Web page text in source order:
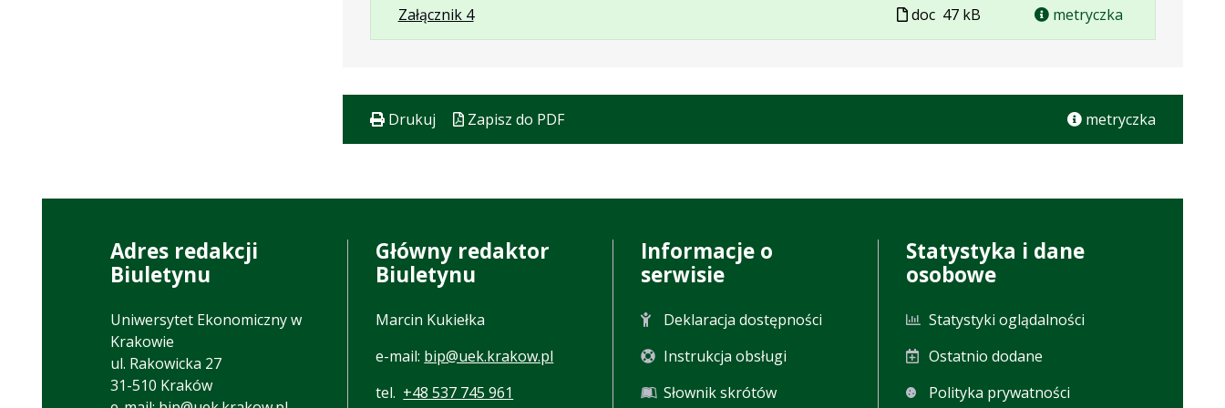
formacie:
doc
60
kB
Załącznik 4.
Plik
doc
.
Rozmiar
kB
Plik
w
doc 47 kB metryczka
Drukuj Zapisz do PDF metryczka
Adres redakcji
Biuletynu
Uniwersytet Ekonomiczny w
Krakowie
ul. Rakowicka 27
31-510 Kraków
Główny redaktor
Biuletynu
Marcin Kukiełka
e-mail: bip@uek.krakow.pl
tel. +48 537 745 961
Informacje o
serwisie
Deklaracja dostępności
Instrukcja obsługi
Słownik skrótów
Statystyka i dane
osobowe
Statystyki oglądalności
Ostatnio dodane
Polityka prywatności